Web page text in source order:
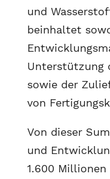
und
beinhaltet
Unterstützung
sowie der
von
Von dieser
und
1.600